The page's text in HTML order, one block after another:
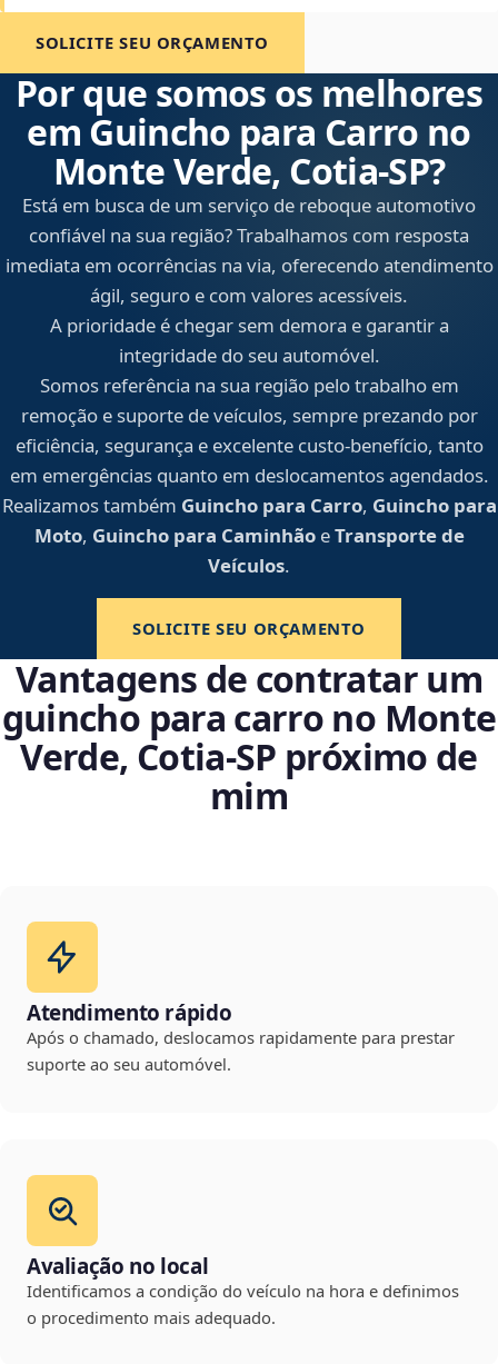
SOLICITE SEU ORÇAMENTO
Por que somos os melhores
em Guincho para Carro no
Monte Verde, Cotia‑SP?
Está em busca de um serviço de reboque automotivo
confiável na sua região? Trabalhamos com resposta
imediata em ocorrências na via, oferecendo atendimento
ágil, seguro e com valores acessíveis.
A prioridade é chegar sem demora e garantir a
integridade do seu automóvel.
Somos referência na sua região pelo trabalho em
remoção e suporte de veículos, sempre prezando por
eficiência, segurança e excelente custo-benefício, tanto
em emergências quanto em deslocamentos agendados.
Realizamos também Guincho para Carro, Guincho para
Moto, Guincho para CaminhãoeTransporte de
Veículos.
SOLICITE SEU ORÇAMENTO
Vantagens de contratar um
guincho para carro no Monte
Verde, Cotia‑SP próximo de
mim
Atendimento rápido
Após o chamado, deslocamos rapidamente para prestar
suporte ao seu automóvel.
Avaliação no local
Identificamos a condição do veículo na hora e definimos
o procedimento mais adequado.